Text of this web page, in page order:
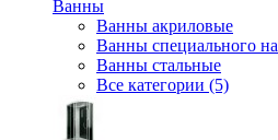
Ванны
Ванны акриловые
Ванны специального
Ванны стальные
Все категории (5)